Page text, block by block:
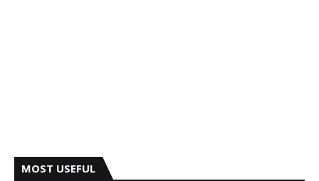
MOST USEFUL